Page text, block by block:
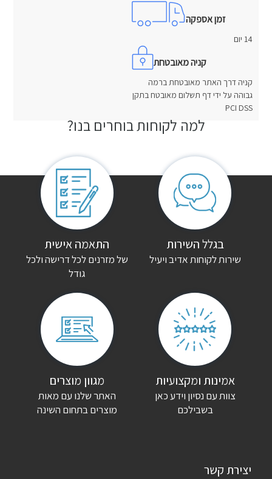
זמן אספקה
14 יום
קניה מאובטחת
קניה דרך האתר מאובטחת ברמה
גבוהה על ידי דף תשלום מאובטח בתקן
PCI DSS
אין עדיין חוות דעת.
היה הראשון לכתוב סקירה “ספריית קודש עדיאל”
האימייל לא יוצג באתר.
שדות החובה מסומנים
שמור בדפדפן זה את השם, האימייל והאתר שלי לפעם הבאה שאגיב.
למה לקוחות בוחרים בנו?
בגלל השירות
שירות לקוחות אדיב ויעיל
התאמה אישית
של מזרנים לכל דרישה ולכל
גודל
אמינות ומקצועיות
צוות עם נסיון וידע כאן
בשבילכם
מגוון מוצרים
האתר שלנו עם מאות
מוצרים בתחום השינה
יצירת קשר